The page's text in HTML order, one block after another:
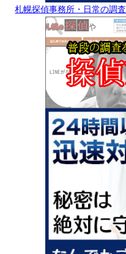
札幌探偵事務所・日常の調査